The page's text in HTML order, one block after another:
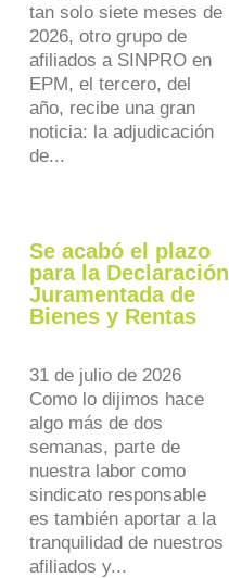
tan solo siete meses de
2026, otro grupo de
afiliados a SINPRO en
EPM, el tercero, del
año, recibe una gran
noticia: la adjudicación
de...
Se acabó el plazo
para la Declaración
Juramentada de
Bienes y Rentas
31 de julio de 2026
Como lo dijimos hace
algo más de dos
semanas, parte de
nuestra labor como
sindicato responsable
es también aportar a la
tranquilidad de nuestros
afiliados y...